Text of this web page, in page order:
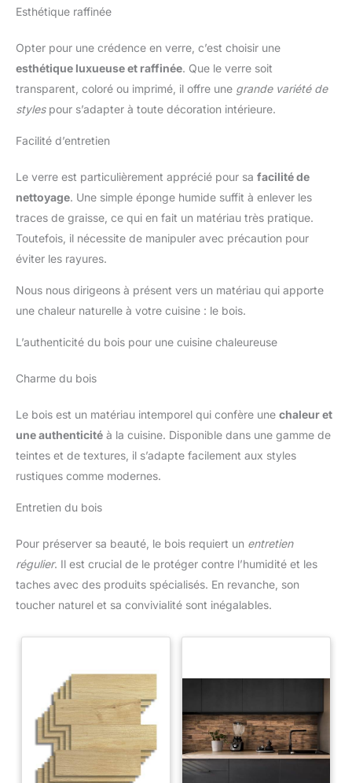
Esthétique raffinée
Opter pour une crédence en verre, c’est choisir une
esthétique luxueuse et raffinée. Que le verre soit
transparent, coloré ou imprimé, il offre une grande variété de
stylespour s’adapter à toute décoration intérieure.
Facilité d’entretien
Le verre est particulièrement apprécié pour sa facilité de
nettoyage. Une simple éponge humide suffit à enlever les
traces de graisse, ce qui en fait un matériau très pratique.
Toutefois, il nécessite de manipuler avec précaution pour
éviter les rayures.
Nous nous dirigeons à présent vers un matériau qui apporte
une chaleur naturelle à votre cuisine : le bois.
L’authenticité du bois pour une cuisine chaleureuse
Charme du bois
Le bois est un matériau intemporel qui confère une chaleur et
une authenticité à la cuisine. Disponible dans une gamme de
teintes et de textures, il s’adapte facilement aux styles
rustiques comme modernes.
Entretien du bois
Pour préserver sa beauté, le bois requiert un entretien
régulier. Il est crucial de le protéger contre l’humidité et les
taches avec des produits spécialisés. En revanche, son
toucher naturel et sa convivialité sont inégalables.